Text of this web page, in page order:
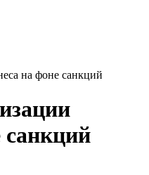
на фоне санкций
санкций